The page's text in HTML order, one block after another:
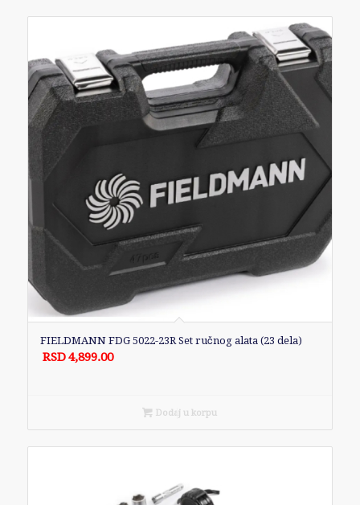
FIELDMANN FDG 5022-23R Set ručnog alata (23 dela)
RSD4,899.00
Dodaj u korpu